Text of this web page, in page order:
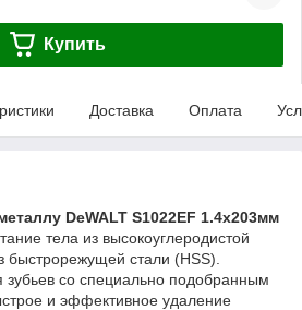
Купить
Доставка Оплата
DeWALT S1022EF 1.4х203мм
тела из высокоуглеродистой
быстрорежущей стали (HSS).
зубьев со специально подобранным
и эффективное удаление